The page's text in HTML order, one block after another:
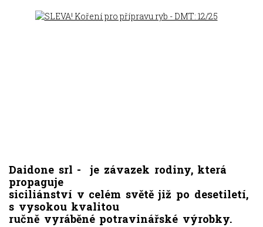
Daidone srl - je závazek rodiny, která
propaguje
siciliánství v celém světě již po desetiletí,
s vysokou kvalitou
ručně vyráběné potravinářské výrobky.